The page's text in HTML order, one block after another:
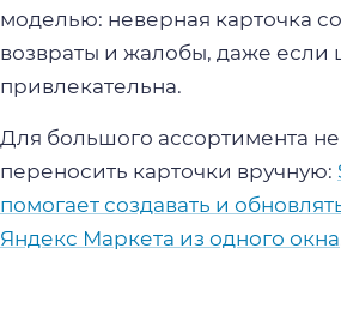
моделью: неверная карточка
возвраты и жалобы, даже если
привлекательна.
Для большого ассортимента не
переносить карточки вручную:
помогает создавать и
Яндекс Маркета из одного окна